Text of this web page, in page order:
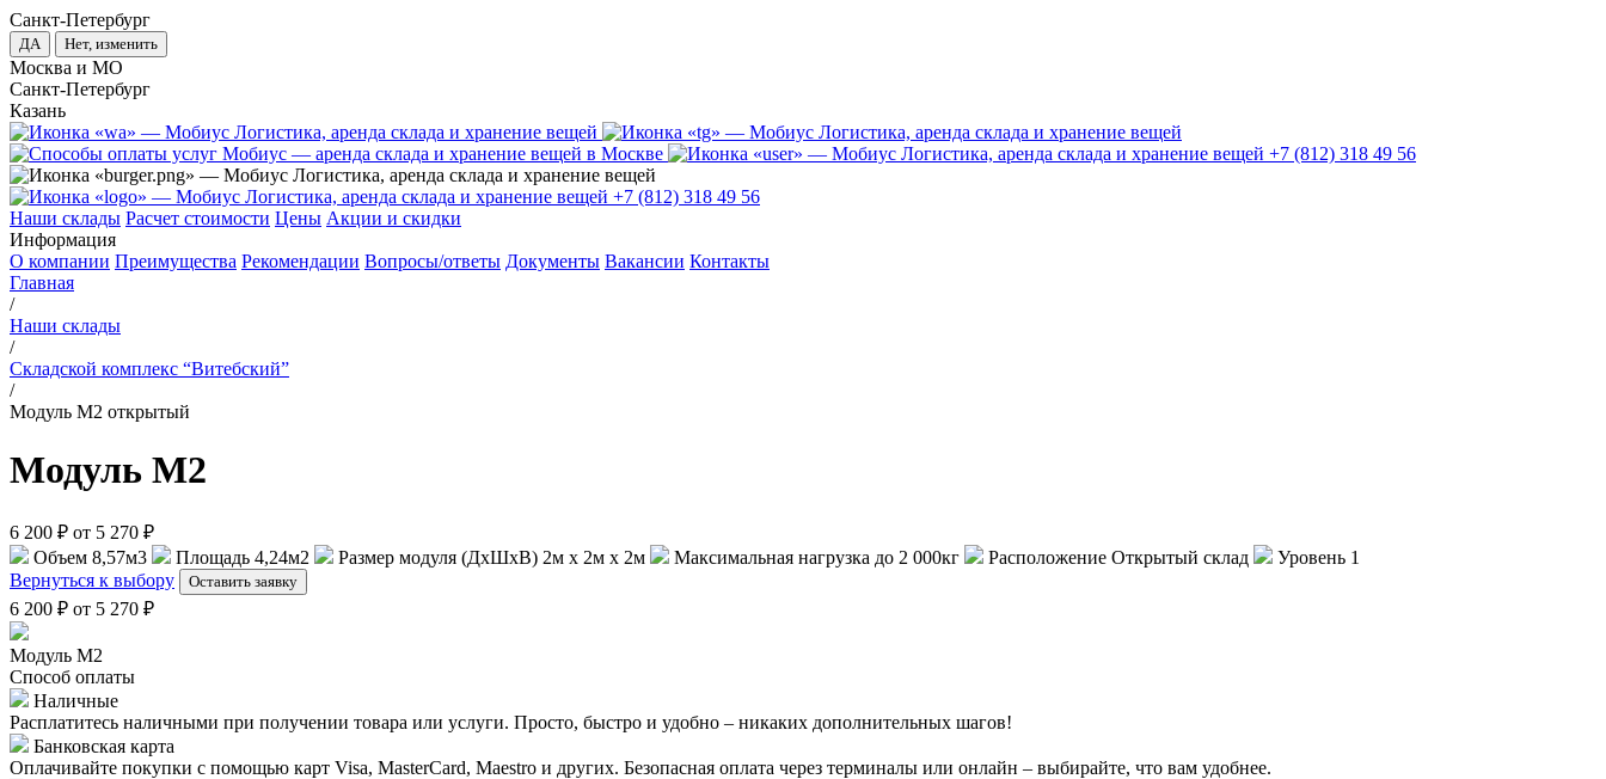
Санкт-Петербург
ДА Нет, изменить
Москва и МО
Санкт-Петербург
Казань
+7 (812) 318 49 56
+7 (812) 318 49 56
Наши склады Расчет стоимости Цены Акции и скидки
Информация
О компании Преимущества Рекомендации Вопросы/ответы Документы Вакансии Контакты
Главная
/
Наши склады
/
Складской комплекс “Витебский”
/
Модуль М2 открытый
Модуль М2
6 200 ₽ от 5 270 ₽
Объем 8,57м3 Площадь 4,24м2 Размер модуля (ДхШхВ) 2м х 2м х 2м Максимальная нагрузка до 2 000кг Расположение Открытый склад Уровень 1
Вернуться к выбору
Оставить заявку
6 200 ₽ от 5 270 ₽
Модуль М2
Способ оплаты
Наличные
Расплатитесь наличными при получении товара или услуги. Просто, быстро и удобно – никаких дополнительных шагов!
Банковская карта
Оплачивайте покупки с помощью карт Visa, MasterCard, Maestro и других. Безопасная оплата через терминалы или онлайн – выбирайте, что вам удобнее.